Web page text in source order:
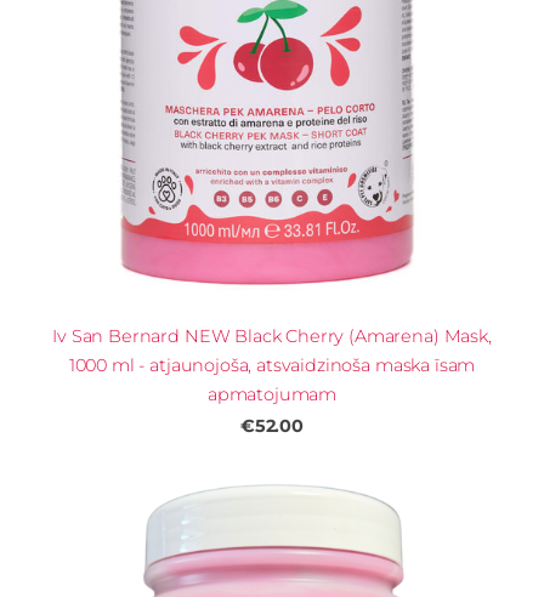
Iv San Bernard NEW Black Cherry (Amarena) Mask,
1000 ml - atjaunojoša, atsvaidzinoša maska īsam
apmatojumam
€52.00